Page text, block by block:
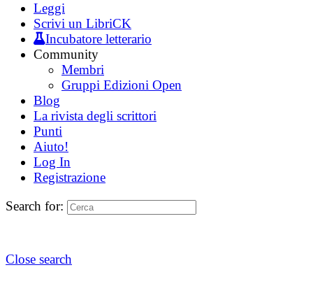
Leggi
Scrivi un LibriCK
Incubatore letterario
Community
Membri
Gruppi Edizioni Open
Blog
La rivista degli scrittori
Punti
Aiuto!
Log In
Registrazione
Search for:
Close search